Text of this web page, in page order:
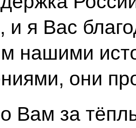
и я Вас
нашими
они
Вам за